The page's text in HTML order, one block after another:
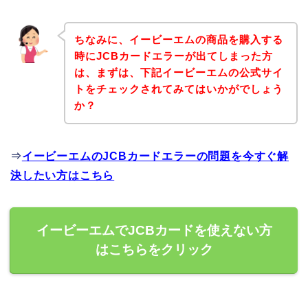
ちなみに、イービーエムの商品を購入する
時にJCBカードエラーが出てしまった方
は、まずは、下記イービーエムの公式サイ
トをチェックされてみてはいかがでしょう
か？
⇒イービーエムのJCBカードエラーの問題を今すぐ解
決したい方はこちら
イービーエムでJCBカードを使えない方
はこちらをクリック